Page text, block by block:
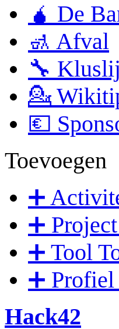
🧉 De
🚮 Afval
🔧
💁
💶
Toevoegen
➕
➕
➕ Tool
➕
Hack42